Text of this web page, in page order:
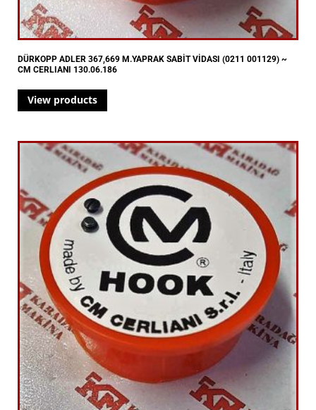
DÜRKOPP ADLER 367,669 M.YAPRAK SABİT VİDASI (0211 001129) ~
CM CERLIANI 130.06.186
View products